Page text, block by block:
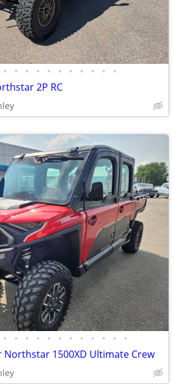
• • • • • • • • • • •
2P RC
• • • • • • • • • • • •
Northstar 1500XD Ultimate Crew